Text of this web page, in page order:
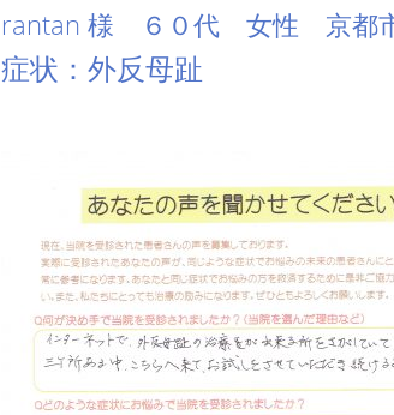
rantan 様 ６０代 女性 京都
症状：外反母趾